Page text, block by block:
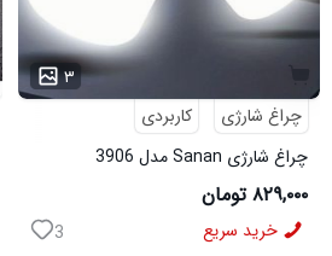
۳
چراغ شارژی
کاربردی
چراغ شارژی Sanan مدل 3906
۸۲۹,۰۰۰ تومان
خرید سریع 3